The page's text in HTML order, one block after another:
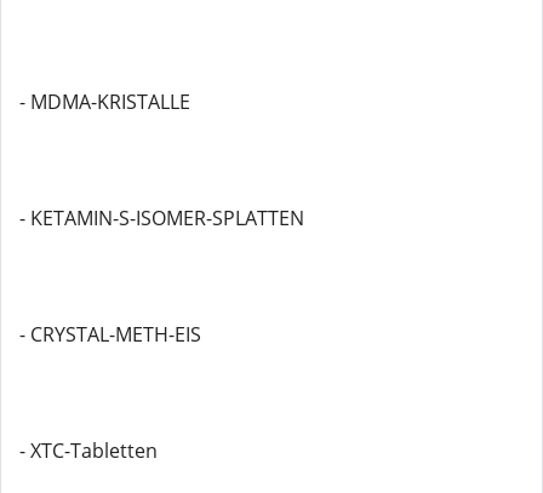
- MDMA-KRISTALLE
- KETAMIN-S-ISOMER-SPLATTEN
- CRYSTAL-METH-EIS
- XTC-Tabletten